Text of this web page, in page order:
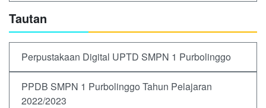
Tautan
Perpustakaan Digital UPTD SMPN 1 Purbolinggo
PPDB SMPN 1 Purbolinggo Tahun Pelajaran
2022/2023